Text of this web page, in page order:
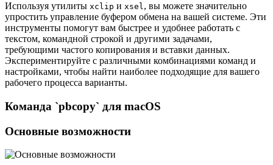
Используя утилиты xclip и xsel, вы можете значительно
упростить управление буфером обмена на вашей системе. Эти
инструменты помогут вам быстрее и удобнее работать с
текстом, командной строкой и другими задачами,
требующими частого копирования и вставки данных.
Экспериментируйте с различными комбинациями команд и
настройками, чтобы найти наиболее подходящие для вашего
рабочего процесса варианты.
Команда `pbcopy` для macOS
Основные возможности